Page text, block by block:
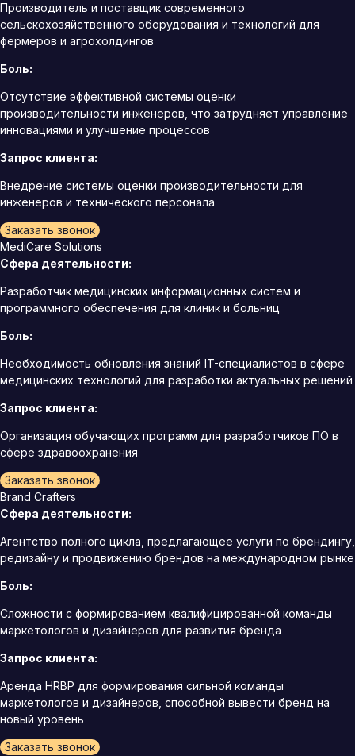
Производитель и поставщик современного
сельскохозяйственного оборудования и технологий для
фермеров и агрохолдингов
Боль:
Отсутствие эффективной системы оценки
производительности инженеров, что затрудняет управление
инновациями и улучшение процессов
Запрос клиента:
Внедрение системы оценки производительности для
инженеров и технического персонала
Заказать звонок
MediCare Solutions
Сфера деятельности:
Разработчик медицинских информационных систем и
программного обеспечения для клиник и больниц
Боль:
Необходимость обновления знаний IT-специалистов в сфере
медицинских технологий для разработки актуальных решений
Запрос клиента:
Организация обучающих программ для разработчиков ПО в
сфере здравоохранения
Заказать звонок
Brand Crafters
Сфера деятельности:
Агентство полного цикла, предлагающее услуги по брендингу,
редизайну и продвижению брендов на международном рынке
Боль:
Сложности с формированием квалифицированной команды
маркетологов и дизайнеров для развития бренда
Запрос клиента:
Аренда HRBP для формирования сильной команды
маркетологов и дизайнеров, способной вывести бренд на
новый уровень
Заказать звонок